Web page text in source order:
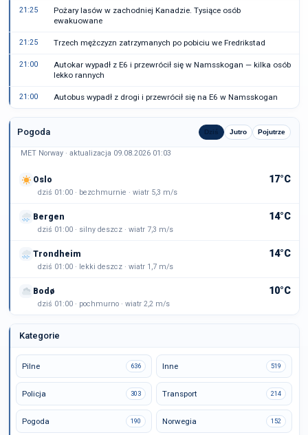
21:25
Pożary lasów w zachodniej Kanadzie. Tysiące osób
ewakuowane
21:25 Trzech mężczyzn zatrzymanych po pobiciu we Fredrikstad
21:00
Autokar wypadł z E6 i przewrócił się w Namsskogan — kilka osób
lekko rannych
21:00 Autobus wypadł z drogi i przewrócił się na E6 w Namsskogan
Pogoda Dziś Jutro Pojutrze
MET Norway · aktualizacja 09.08.2026 01:03
Oslo 17°C
dziś 01:00 · bezchmurnie · wiatr 5,3 m/s
Bergen 14°C
dziś 01:00 · silny deszcz · wiatr 7,3 m/s
Trondheim 14°C
dziś 01:00 · lekki deszcz · wiatr 1,7 m/s
Bodø 10°C
dziś 01:00 · pochmurno · wiatr 2,2 m/s
Kategorie
Pilne 636 Inne 519
Policja 303 Transport 214
Pogoda 190 Norwegia 152